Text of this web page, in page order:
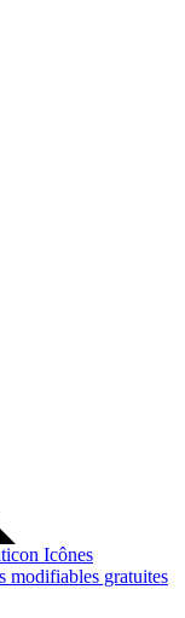
Icônes
modifiables gratuites